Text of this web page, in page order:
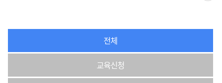
전체
교육신청